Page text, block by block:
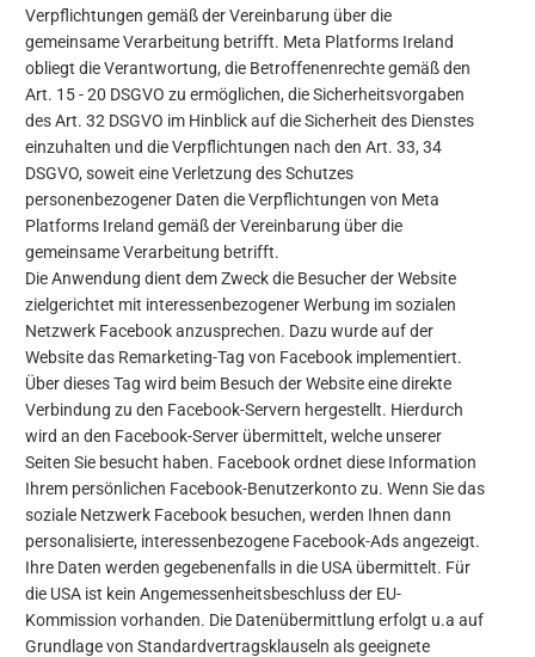
Verpflichtungen gemäß der Vereinbarung über die
gemeinsame Verarbeitung betrifft. Meta Platforms Ireland
obliegt die Verantwortung, die Betroffenenrechte gemäß den
Art. 15 - 20 DSGVO zu ermöglichen, die Sicherheitsvorgaben
des Art. 32 DSGVO im Hinblick auf die Sicherheit des Dienstes
einzuhalten und die Verpflichtungen nach den Art. 33, 34
DSGVO, soweit eine Verletzung des Schutzes
personenbezogener Daten die Verpflichtungen von Meta
Platforms Ireland gemäß der Vereinbarung über die
gemeinsame Verarbeitung betrifft.
Die Anwendung dient dem Zweck die Besucher der Website
zielgerichtet mit interessenbezogener Werbung im sozialen
Netzwerk Facebook anzusprechen. Dazu wurde auf der
Website das Remarketing-Tag von Facebook implementiert.
Über dieses Tag wird beim Besuch der Website eine direkte
Verbindung zu den Facebook-Servern hergestellt. Hierdurch
wird an den Facebook-Server übermittelt, welche unserer
Seiten Sie besucht haben. Facebook ordnet diese Information
Ihrem persönlichen Facebook-Benutzerkonto zu. Wenn Sie das
soziale Netzwerk Facebook besuchen, werden Ihnen dann
personalisierte, interessenbezogene Facebook-Ads angezeigt.
Ihre Daten werden gegebenenfalls in die USA übermittelt. Für
die USA ist kein Angemessenheitsbeschluss der EU-
Kommission vorhanden. Die Datenübermittlung erfolgt u.a auf
Grundlage von Standardvertragsklauseln als geeignete